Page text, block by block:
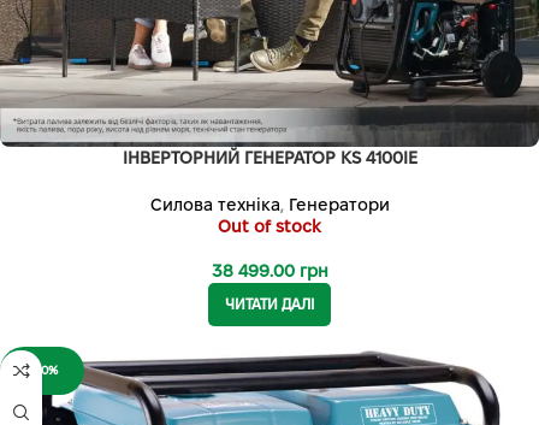
ІНВЕРТОРНИЙ ГЕНЕРАТОР KS 4100IE
Силова техніка, Генератори
Out of stock
38 499.00 грн
ЧИТАТИ ДАЛІ
-20%